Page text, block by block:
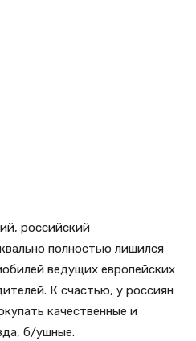
российский
полностью лишился
ведущих европейских
К счастью, у россиян
качественные и
б/ушные.